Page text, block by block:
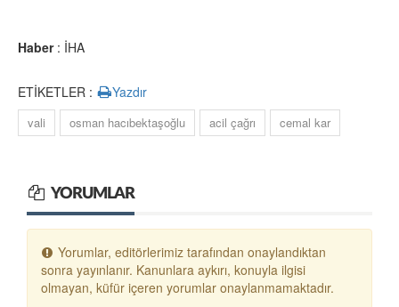
Haber: İHA
ETİKETLER : Yazdır
vali osman hacıbektaşoğlu acil çağrı cemal kar
YORUMLAR
Yorumlar, editörlerimiz tarafından onaylandıktan
sonra yayınlanır. Kanunlara aykırı, konuyla ilgisi
olmayan, küfür içeren yorumlar onaylanmamaktadır.